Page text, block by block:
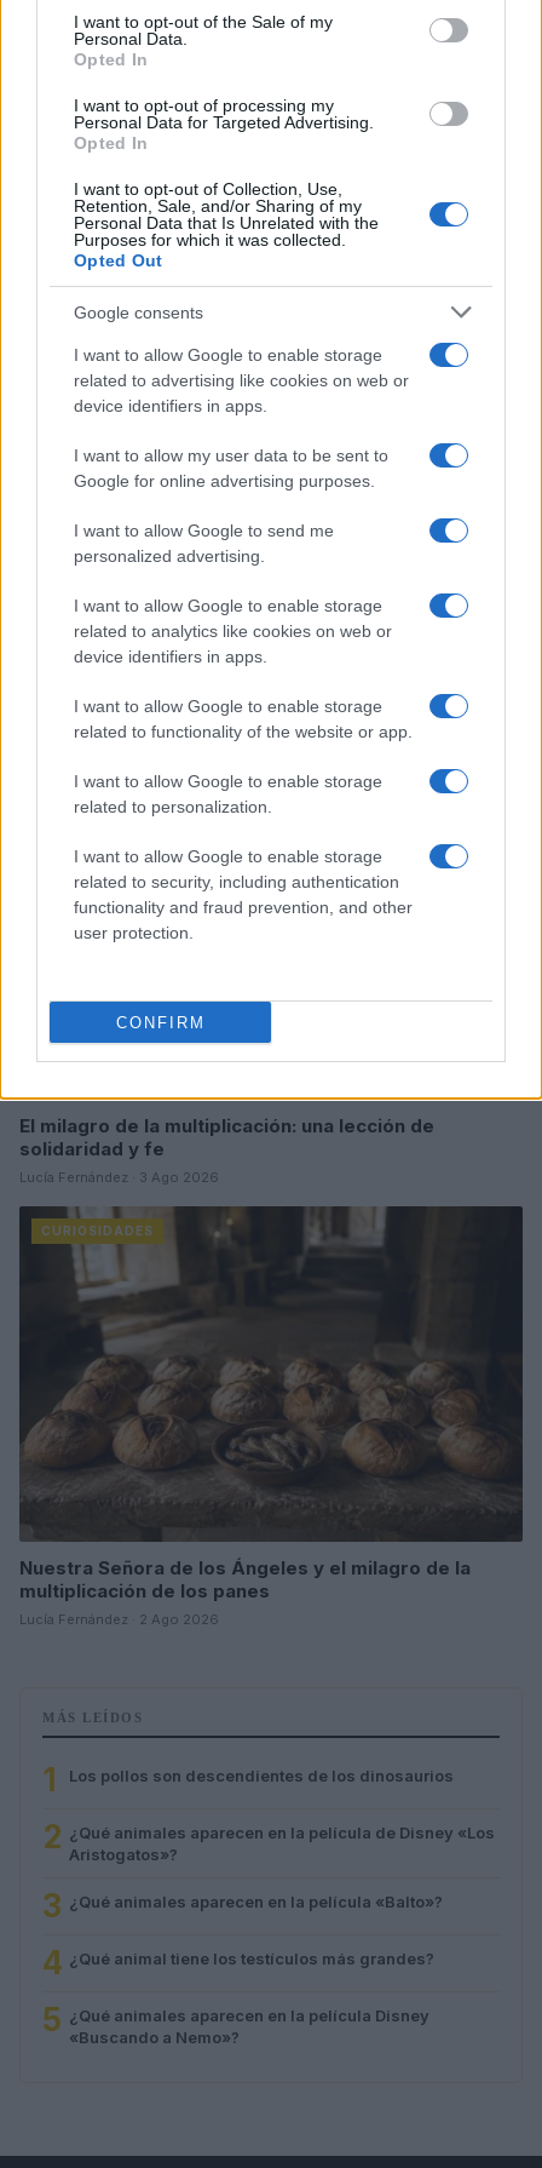
consent section.
I want to opt-out of the Sale of my
Personal Data.
Opted In
I want to opt-out of processing my
Personal Data for Targeted Advertising.
Opted In
I want to opt-out of Collection, Use,
Retention, Sale, and/or Sharing of my
Personal Data that Is Unrelated with the
Purposes for which it was collected.
Opted Out
Google consents
I want to allow Google to enable storage
related to advertising like cookies on web or
device identifiers in apps.
I want to allow my user data to be sent to
Google for online advertising purposes.
I want to allow Google to send me
personalized advertising.
I want to allow Google to enable storage
related to analytics like cookies on web or
device identifiers in apps.
I want to allow Google to enable storage
related to functionality of the website or app.
I want to allow Google to enable storage
related to personalization.
I want to allow Google to enable storage
related to security, including authentication
functionality and fraud prevention, and other
user protection.
CONFIRM
Sigue leyendo
aviones de combate
Lucía Fernández · 8 Ago 2026
CURIOSIDADES
El milagro de la multiplicación: una lección de
solidaridad y fe
Lucía Fernández · 3 Ago 2026
CURIOSIDADES
Nuestra Señora de los Ángeles y el milagro de la
multiplicación de los panes
Lucía Fernández · 2 Ago 2026
MÁS LEÍDOS
1 Los pollos son descendientes de los dinosaurios
2 ¿Qué animales aparecen en la película de Disney «Los
Aristogatos»?
3 ¿Qué animales aparecen en la película «Balto»?
4 ¿Qué animal tiene los testículos más grandes?
5 ¿Qué animales aparecen en la película Disney
«Buscando a Nemo»?